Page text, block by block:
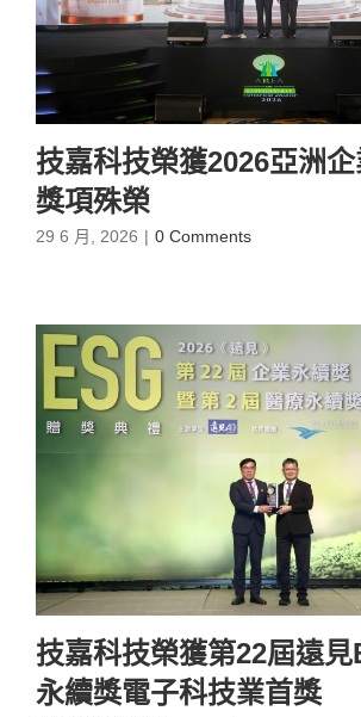
技嘉科技榮獲2026亞洲
獎項殊榮
29 6 月, 2026 | 0 Comments
技嘉科技榮獲第22屆遠
永續獎電子科技業首獎